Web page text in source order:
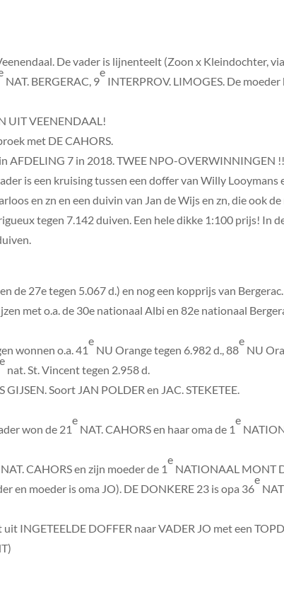
De vader is lijnenteelt (Zoon x Kleindochter,
NAT. BERGERAC, 9
e
INTERPROV. LIMOGES. De
UIT VEENENDAAL!
met DE CAHORS.
AFDELING 7 in 2018. TWEE NPO-OVERWINNINGEN
is een kruising tussen een doffer van Willy Looymans
en zn en een duivin van Jan de Wijs en zn, die ook
tegen 7.142 duiven. Een hele dikke 1:100 prijs! In
de 27e tegen 5.067 d.) en nog een kopprijs van Bergerac.
met o.a. de 30e nationaal Albi en 82e nationaal
wonnen o.a. 41
e
NU Orange tegen 6.982 d., 88
e
NU
e
nat. St. Vincent tegen 2.958 d.
Soort JAN POLDER en JAC. STEKETEE.
won de 21
e
NAT. CAHORS en haar oma de 1
e
NAT. CAHORS en zijn moeder de 1
e
NATIONAAL MONT
en moeder is oma JO). DE DONKERE 23 is opa 36
e
INGETEELDE DOFFER naar VADER JO met een